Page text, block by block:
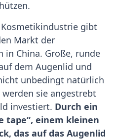
gibt
Markt der
in China. Große, runde
dem Augenlid und
unbedingt natürlich
sie angestrebt
investiert. Durch ein
tape“, einem kleinen
das auf das Augenlid